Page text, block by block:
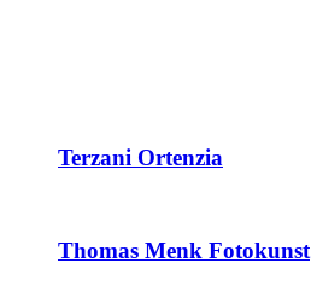
Terzani Ortenzia
Thomas Menk Fotokunst